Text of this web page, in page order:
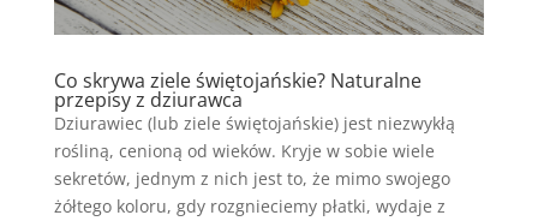
Co skrywa ziele świętojańskie? Naturalne
przepisy z dziurawca
Dziurawiec (lub ziele świętojańskie) jest niezwykłą
rośliną, cenioną od wieków. Kryje w sobie wiele
sekretów, jednym z nich jest to, że mimo swojego
żółtego koloru, gdy rozgnieciemy płatki, wydaje z